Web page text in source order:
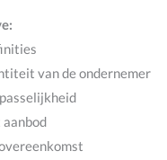
van de ondernemer